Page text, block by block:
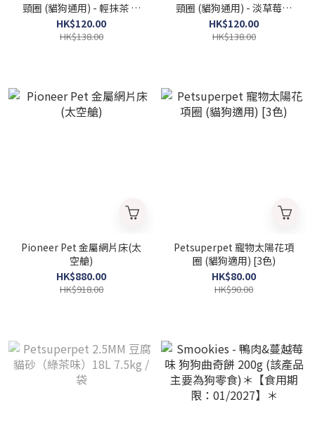
頸圈 (貓狗通用) - 輕抹茶 [3
尺寸] (平行進口貨品)
HK$120.00
HK$138.00
頸圈 (貓狗通用) - 淡草莓，
[3尺寸] (平行進口貨品)
HK$120.00
HK$138.00
Pioneer Pet 金屬網片床(太
空艙)
HK$880.00
HK$918.00
Petsuperpet 寵物太陽花項
圈 (貓狗適用) [3色)
HK$80.00
HK$90.00